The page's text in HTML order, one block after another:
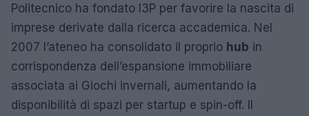
Politecnico ha fondato I3P per favorire la nascita di
imprese derivate dalla ricerca accademica. Nel
2007 l’ateneo ha consolidato il proprio hub in
corrispondenza dell’espansione immobiliare
associata ai Giochi invernali, aumentando la
disponibilità di spazi per startup e spin-off. Il